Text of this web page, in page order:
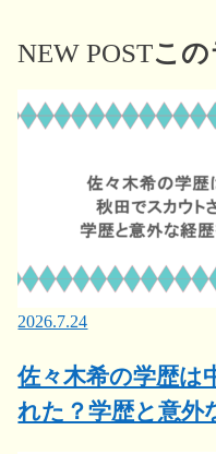
NEW POSTこ
2026.7.24
佐々木希の学歴は
れた？学歴と意外